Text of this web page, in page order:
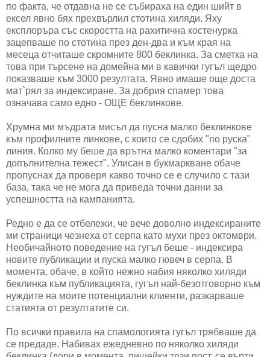
по факта, че отдавна не се събираха на един шийт в
ексел явно бях прехвърлил стотина хиляди. Яху
експлоръра със скоростта на рахитична костенурка
зацепваше по стотина през ден-два и към края на
месеца отчиташе скромните 800 беклинка. За сметка на
това при търсене на домейна ми в кавички гугъл щедро
показваше към 3000 резултата. Явно имаше още доста
мат`рял за индексиране. За добрия спамер това
означава само едно - ОЩЕ беклинкове.
Хрумна ми мъдрата мисъл да пусна малко беклинкове
към профилните линкове, с които се сдобих "по руска"
линия. Колко му беше да врътна малко коментари "за
допълнителна тежест". Улисан в букмаркване обаче
пропуснах да проверя какво точно се е случило с тази
база, така че не мога да приведа точни данни за
успешността на кампанията.
Редно е да се отбележи, че вече доволно индексираните
ми страници чезнеха от серпа като мухи през октомври.
Необичайното поведение на гугъл беше - индексира
новите публикации и пуска малко гювеч в серпа. В
момента, обаче, в който нежно набия няколко хиляди
беклинка към публикацията, гугъл най-безотговорно към
нуждите на моите потенциални клиенти, разкарваше
статията от резултатите си.
По всички правила на спамологията гугъл трябваше да
се предаде. Набивах ежедневно по няколко хиляди